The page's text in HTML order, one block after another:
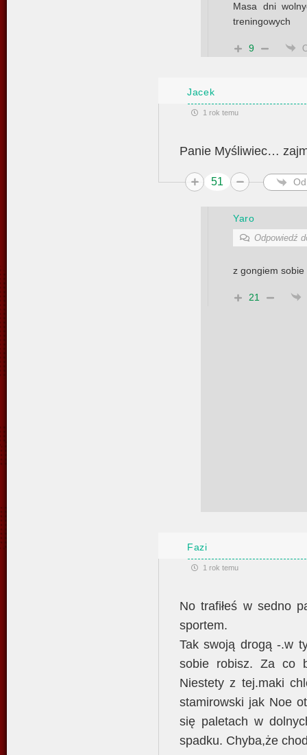
Masa dni
treningowych
9
Jacek
1 rok temu
Panie Myśliwiec…
51
Yaro
Odpowiedź
z gongiem sobie
21
Fazi
1 rok temu
No trafiłeś w sedno
sportem.
Tak swoją drogą -.w
sobie robisz. Za co
Niestety z tej.maki
stamirowski jak Noe
się paletach w
spadku. Chyba,że